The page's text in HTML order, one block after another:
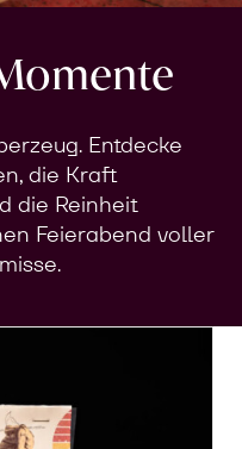
Entdecke
die Kraft
die Reinheit
Feierabend voller